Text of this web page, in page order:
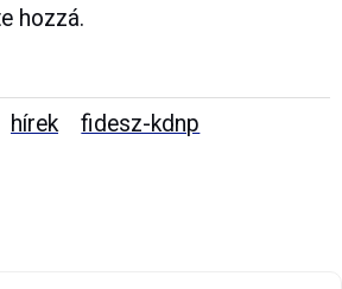
hozzá.
hírek fidesz-kdnp